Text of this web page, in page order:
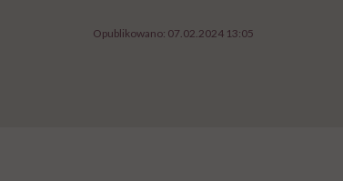
Opublikowano: 07.02.2024 13:05